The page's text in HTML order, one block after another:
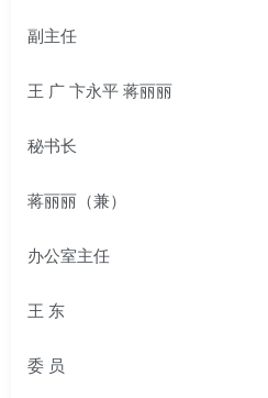
副主任
王 广 卞永平 蒋丽丽
秘书长
蒋丽丽（兼）
办公室主任
王 东
委 员